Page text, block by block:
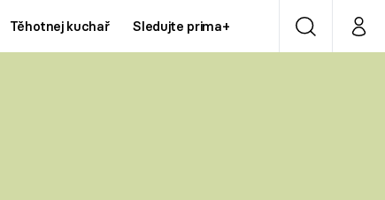
Těhotnej kuchař Sledujte prima+ VyhledáváníMůj